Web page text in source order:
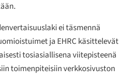
ei täsmennä
ja EHRC käsittelevät
tosiasiallisena viitepisteenä
toimenpiteisiin verkkosivuston